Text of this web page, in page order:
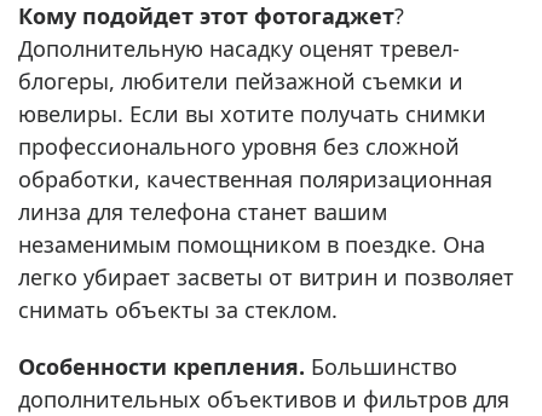
Кому подойдет этот фотогаджет?
Дополнительную насадку оценят тревел-
блогеры, любители пейзажной съемки и
ювелиры. Если вы хотите получать снимки
профессионального уровня без сложной
обработки, качественная поляризационная
линза для телефона станет вашим
незаменимым помощником в поездке. Она
легко убирает засветы от витрин и позволяет
снимать объекты за стеклом.
Особенности крепления. Большинство
дополнительных объективов и фильтров для